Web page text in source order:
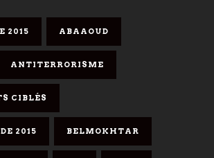
2015 ABAAOUD
ANTITERRORISME
CIBLÉS
2015 BELMOKHTAR